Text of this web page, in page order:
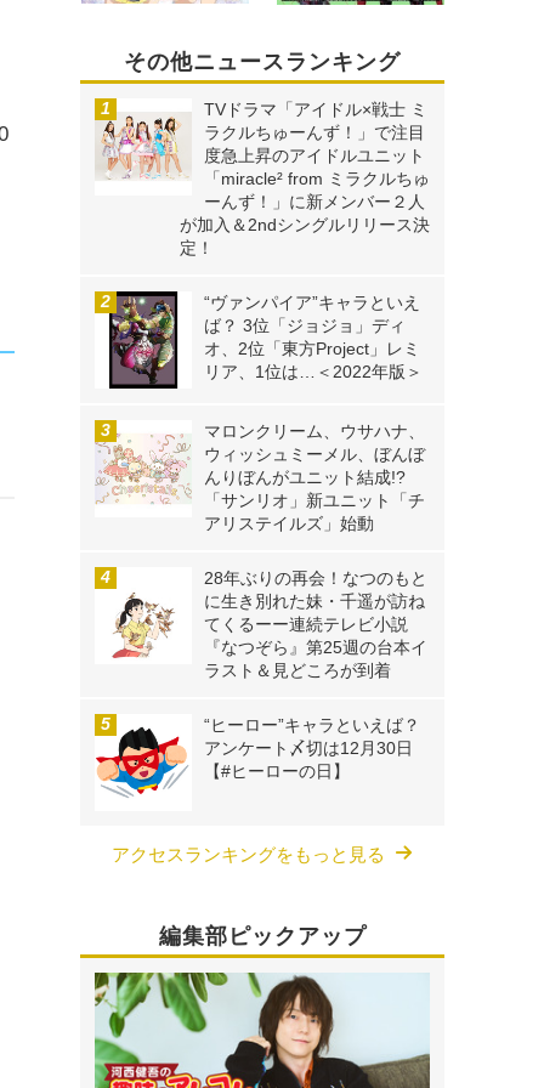
その他ニュースランキング
TVドラマ「アイドル×戦士 ミ
ラクルちゅーんず！」で注目
度急上昇のアイドルユニット
「miracle² from ミラクルちゅ
ーんず！」に新メンバー２人
が加入＆2ndシングルリリース決
定！
“ヴァンパイア”キャラといえ
ば？ 3位「ジョジョ」ディ
オ、2位「東方Project」レミ
リア、1位は…＜2022年版＞
マロンクリーム、ウサハナ、
ウィッシュミーメル、ぼんぼ
んりぼんがユニット結成!?
「サンリオ」新ユニット「チ
アリステイルズ」始動
28年ぶりの再会！なつのもと
に生き別れた妹・千遥が訪ね
てくるーー連続テレビ小説
『なつぞら』第25週の台本イ
ラスト＆見どころが到着
“ヒーロー”キャラといえば？
アンケート〆切は12月30日
【#ヒーローの日】
アクセスランキングをもっと見る
編集部ピックアップ